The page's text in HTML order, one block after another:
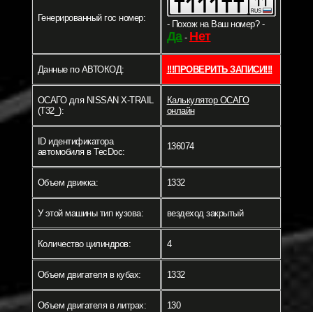
Генерированный гос номер:
- Похож на Ваш номер? -
Да- Нет
Данные по АВТОКОД: !!!ПРОВЕРИТЬ ЗАПИСИ!!!
ОСАГО для NISSAN X-TRAIL
(T32_):
Калькулятор ОСАГО
онлайн
ID идентификатора
автомобиля в TecDoc:
136074
Объем движка: 1332
У этой машины тип кузова: вездеход закрытый
Количество цилиндров: 4
Объем двигателя в кубах: 1332
Объем двигателя в литрах: 130